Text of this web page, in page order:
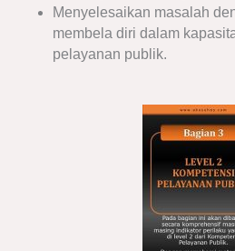
Menyelesaikan masalah
membela diri dalam
pelayanan publik.